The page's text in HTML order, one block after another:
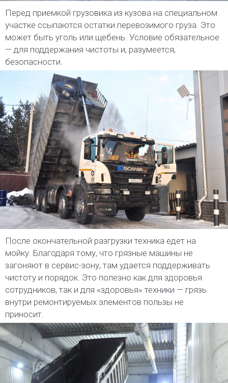
Перед приемкой грузовика из кузова на специальном
участке ссыпаются остатки перевозимого груза. Это
может быть уголь или щебень. Условие обязательное
— для поддержания чистоты и, разумеется,
безопасности.
После окончательной разгрузки техника едет на
мойку. Благодаря тому, что грязные машины не
загоняют в сервис-зону, там удается поддерживать
чистоту и порядок. Это полезно как для здоровья
сотрудников, так и для «здоровья» техники — грязь
внутри ремонтируемых элементов пользы не
приносит.